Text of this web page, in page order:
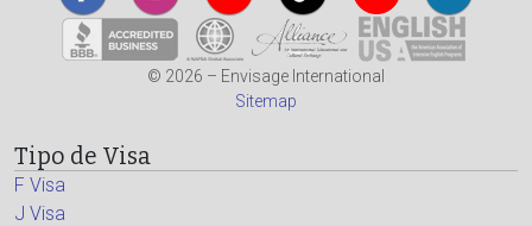
© 2026 – Envisage International
Sitemap
Tipo de Visa
F Visa
J Visa